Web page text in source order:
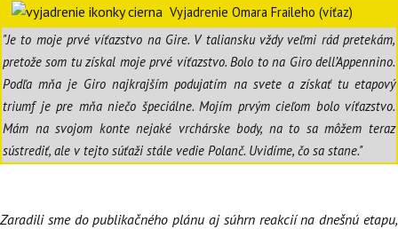
Vyjadrenie Omara Fraileho (víťaz)
"Je to moje prvé víťazstvo na Gire. V taliansku vždy veľmi rád pretekám,
pretože som tu získal moje prvé víťazstvo. Bolo to na Giro dell’Appennino.
Podľa mňa je Giro najkrajším podujatím na svete a získať tu etapový
triumf je pre mňa niečo špeciálne. Mojím prvým cieľom bolo víťazstvo.
Mám na svojom konte nejaké vrchárske body, na to sa môžem teraz
sústrediť, ale v tejto súťaži stále vedie Polanč. Uvidíme, čo sa stane."
Zaradili sme do publikačného plánu aj súhrn reakcií na dnešnú etapu,